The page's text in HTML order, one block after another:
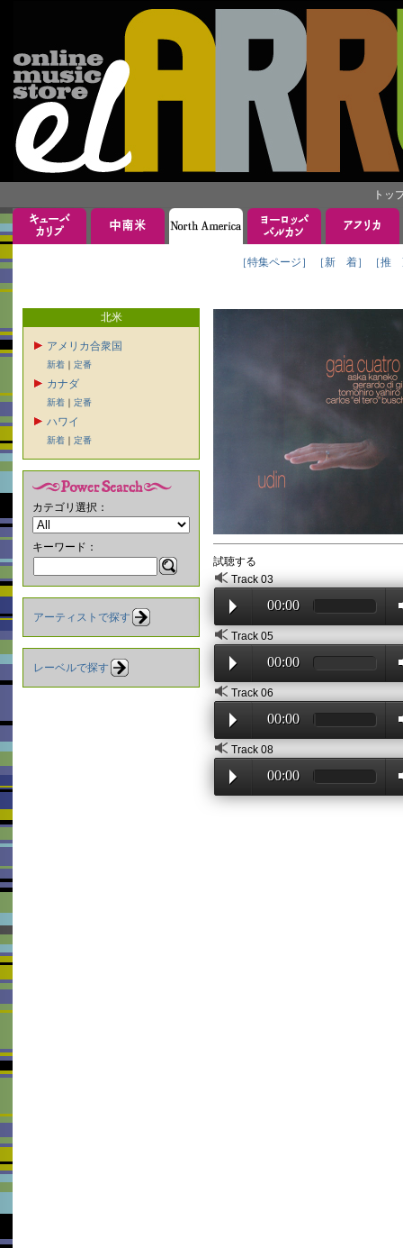
トッ
［特集ページ］ ［新 着］ ［推
北米
アメリカ合衆国
新着 ｜ 定番
カナダ
新着 ｜ 定番
ハワイ
新着 ｜ 定番
カテゴリ選択：
キーワード：
アーティストで探す
レーベルで探す
試聴する
Track 03
00:00
Track 05
00:00
Track 06
00:00
Track 08
00:00